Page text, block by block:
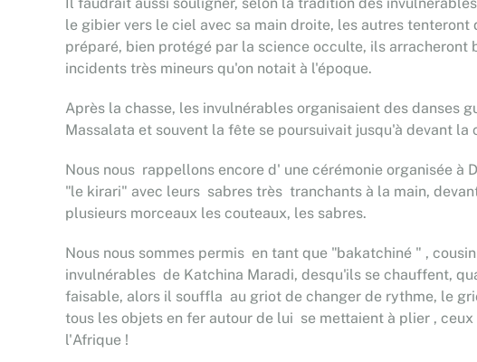
le gibier vers le ciel avec sa main droite, les autres
préparé, bien protégé par la science occulte, ils
incidents très mineurs qu'on notait à l'époque.
Après la chasse, les invulnérables organisaient des danses
Massalata et souvent la fête se poursuivait jusqu'à devant
Nous nous rappellons encore d' une cérémonie organisée
"le kirari" avec leurs sabres très tranchants à la main,
plusieurs morceaux les couteaux, les sabres.
Nous nous sommes permis en tant que "bakatchiné " ,
invulnérables de Katchina Maradi, desqu'ils se chauffent,
faisable, alors il souffla au griot de changer de rythme, le
tous les objets en fer autour de lui se mettaient à plier ,
l'Afrique !